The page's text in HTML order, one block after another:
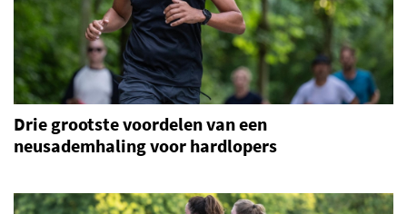
Drie grootste voordelen van een
neusademhaling voor hardlopers